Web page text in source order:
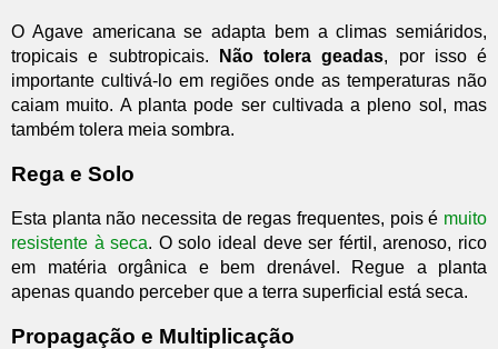
O Agave americana se adapta bem a climas semiáridos,
tropicais e subtropicais.
Não tolera geadas, por isso é
importante cultivá-lo em regiões onde as temperaturas não
caiam muito. A planta pode ser cultivada a pleno sol, mas
também tolera meia sombra.
Rega e Solo
Esta planta não necessita de regas frequentes, pois é muito
resistente à seca. O solo ideal deve ser fértil, arenoso, rico
em matéria orgânica e bem drenável. Regue a planta
apenas quando perceber que a terra superficial está seca.
Propagação e Multiplicação